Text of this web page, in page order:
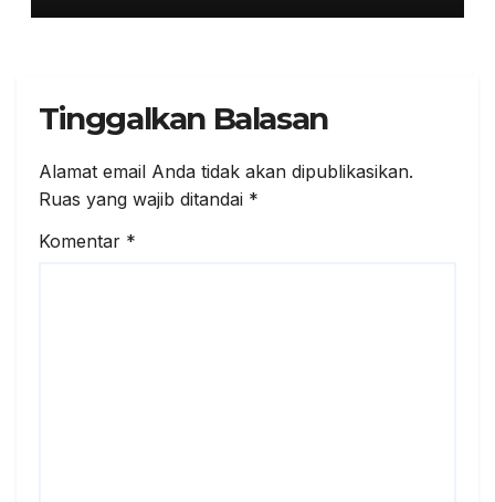
Tinggalkan Balasan
Alamat email Anda tidak akan dipublikasikan.
Ruas yang wajib ditandai *
Komentar *